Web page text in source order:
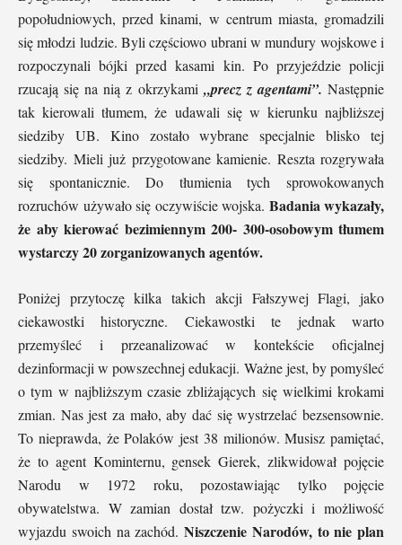
popołudniowych, przed kinami, w centrum miasta, gromadzili
się młodzi ludzie. Byli częściowo ubrani w mundury wojskowe i
rozpoczynali bójki przed kasami kin. Po przyjeździe policji
rzucają się na nią z okrzykami „precz z agentami”. Następnie
tak kierowali tłumem, że udawali się w kierunku najbliższej
siedziby UB. Kino zostało wybrane specjalnie blisko tej
siedziby. Mieli już przygotowane kamienie. Reszta rozgrywała
się spontanicznie. Do tłumienia tych sprowokowanych
rozruchów używało się oczywiście wojska. Badania wykazały,
że aby kierować bezimiennym 200- 300-osobowym tłumem
wystarczy 20 zorganizowanych agentów.
Poniżej przytoczę kilka takich akcji Fałszywej Flagi, jako
ciekawostki historyczne. Ciekawostki te jednak warto
przemyśleć i przeanalizować w kontekście oficjalnej
dezinformacji w powszechnej edukacji. Ważne jest, by pomyśleć
o tym w najbliższym czasie zbliżających się wielkimi krokami
zmian. Nas jest za mało, aby dać się wystrzelać bezsensownie.
To nieprawda, że Polaków jest 38 milionów. Musisz pamiętać,
że to agent Kominternu, gensek Gierek, zlikwidował pojęcie
Narodu w 1972 roku, pozostawiając tylko pojęcie
obywatelstwa. W zamian dostał tzw. pożyczki i możliwość
wyjazdu swoich na zachód. Niszczenie Narodów, to nie plan